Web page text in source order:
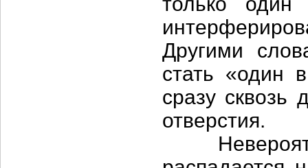
Другими
стать «один
сразу сквозь
отверстия.